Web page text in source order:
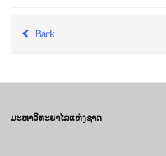
Back
ມະຫາວິທະຍາໄລແຫ່ງຊາດ